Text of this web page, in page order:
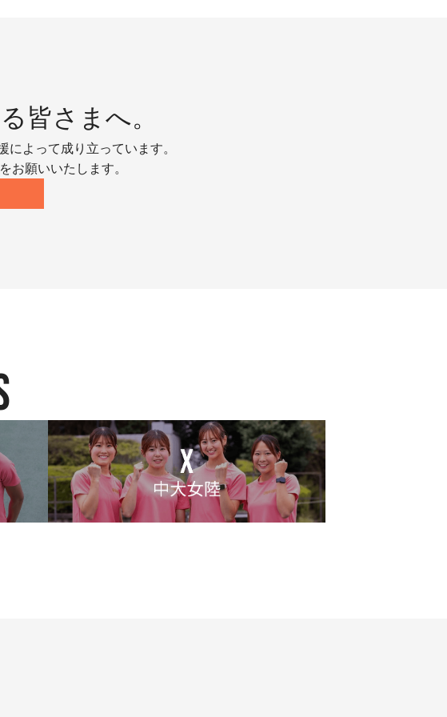
皆さまへ。
よって成り立っています。
お願いいたします。